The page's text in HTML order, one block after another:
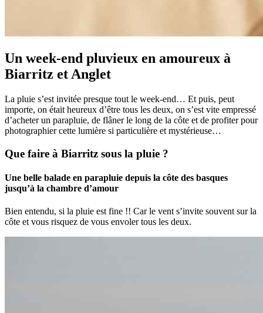
Un week-end pluvieux en amoureux à
Biarritz et Anglet
La pluie s’est invitée presque tout le week-end… Et puis, peut
importe, on était heureux d’être tous les deux, on s’est vite empressé
d’acheter un parapluie, de flâner le long de la côte et de profiter pour
photographier cette lumière si particulière et mystérieuse…
Que faire à Biarritz sous la pluie ?
Une belle balade en parapluie depuis la côte des basques
jusqu’à la chambre d’amour
Bien entendu, si la pluie est fine !! Car le vent s’invite souvent sur la
côte et vous risquez de vous envoler tous les deux.